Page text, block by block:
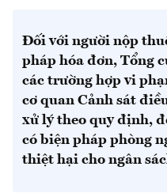
Đối với người nộp
pháp hóa đơn, Tổng
các trường hợp vi
cơ quan Cảnh sát
xử lý theo quy định,
có biện pháp phòng
thiệt hại cho ngân